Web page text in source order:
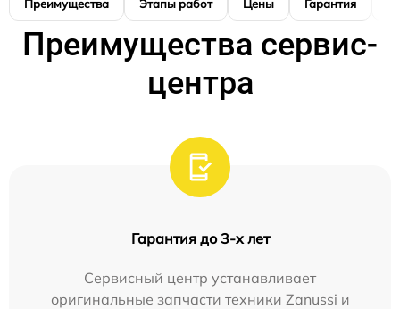
Преимущества Этапы работ Цены Гарантия
Преимущества сервис-
центра
Гарантия до 3-х лет
Сервисный центр устанавливает
оригинальные запчасти техники Zanussi и